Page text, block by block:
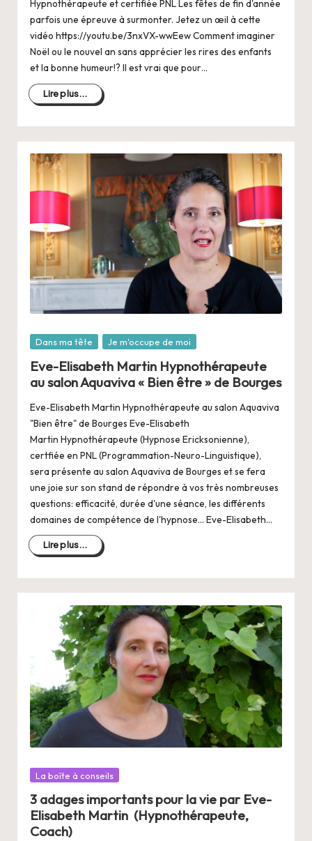
Hypnothérapeute et certifiée PNL Les fêtes de fin d'année
parfois une épreuve à surmonter. Jetez un œil à cette
vidéo https://youtu.be/3nxVX-wwEew Comment imaginer
Noël ou le nouvel an sans apprécier les rires des enfants
et la bonne humeur!? Il est vrai que pour…
Lire plus...
Posté
Dans ma tête Je m'occupe de moi
Eve-Elisabeth Martin Hypnothérapeute
au salon Aquaviva « Bien être » de Bourges
Eve-Elisabeth Martin Hypnothérapeute au salon Aquaviva
"Bien être" de Bourges Eve-Elisabeth
Martin Hypnothérapeute (Hypnose Ericksonienne),
certfiée en PNL (Programmation-Neuro-Linguistique),
sera présente au salon Aquaviva de Bourges et se fera
une joie sur son stand de répondre à vos très nombreuses
questions: efficacité, durée d'une séance, les différents
domaines de compétence de l'hypnose... Eve-Elisabeth…
Lire plus...
Posté
La boîte à conseils
3 adages importants pour la vie par Eve-
Elisabeth Martin (Hypnothérapeute,
Coach)